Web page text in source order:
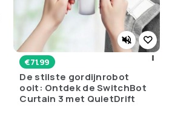
€71.99
De stilste gordijnrobot
ooit: Ontdek de SwitchBot
Curtain 3 met QuietDrift